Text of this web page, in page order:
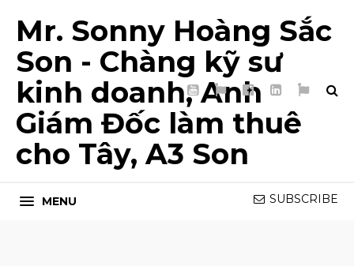
YouTube
TikTokFacebookLinkedIn
My
Mr. Sonny Hoàng Sắc
Son - Chàng kỹ sư
kinh doanh, Anh
Giám Đốc làm thuê
cho Tây, A3 Son
MENU SUBSCRIBE